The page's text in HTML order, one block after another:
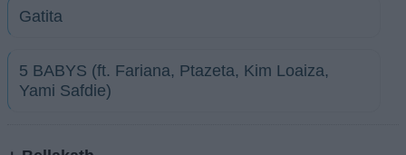
Gatita
5 BABYS (ft. Fariana, Ptazeta, Kim Loaiza,
Yami Safdie)